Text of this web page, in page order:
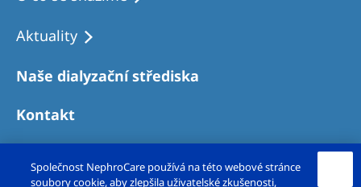
Aktuality
Naše dialyzační střediska
Kontakt
Společnost NephroCare používá na této webové stránce
soubory cookie, aby zlepšila uživatelské zkušenosti,